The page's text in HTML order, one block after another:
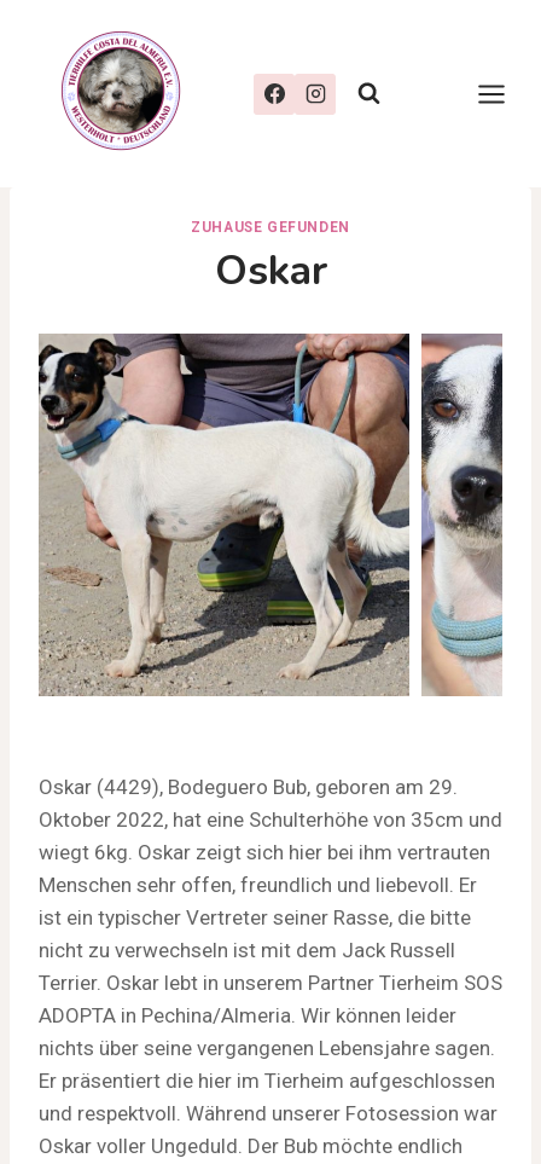
springen
ZUHAUSE GEFUNDEN
Oskar
Oskar (4429), Bodeguero Bub, geboren am 29.
Oktober 2022, hat eine Schulterhöhe von 35cm und
wiegt 6kg. Oskar zeigt sich hier bei ihm vertrauten
Menschen sehr offen, freundlich und liebevoll. Er
ist ein typischer Vertreter seiner Rasse, die bitte
nicht zu verwechseln ist mit dem Jack Russell
Terrier. Oskar lebt in unserem Partner Tierheim SOS
ADOPTA in Pechina/Almeria. Wir können leider
nichts über seine vergangenen Lebensjahre sagen.
Er präsentiert die hier im Tierheim aufgeschlossen
und respektvoll. Während unserer Fotosession war
Oskar voller Ungeduld. Der Bub möchte endlich